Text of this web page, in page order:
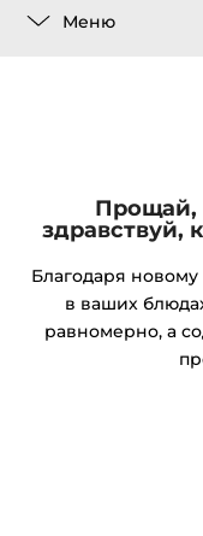
Меню
Прощай,
здравствуй,
Благодаря
в ваших
равномерно, а